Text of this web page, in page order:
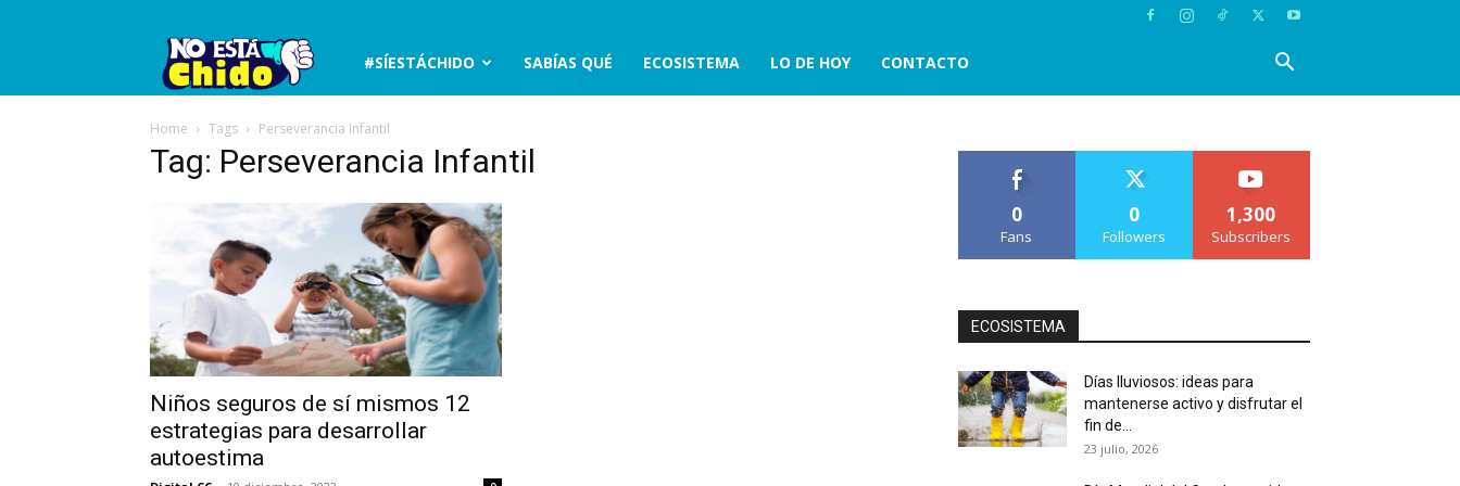
No
está
#SÍESTÁCHIDO SABÍAS QUÉ ECOSISTEMA LO DE HOY CONTACTO
Home Tags Perseverancia Infantil
Tag: Perseverancia Infantil
Niños seguros de sí mismos 12
estrategias para desarrollar
autoestima
0
Fans
0
Followers
1,300
Subscribers
ECOSISTEMA
Días lluviosos: ideas para
mantenerse activo y disfrutar el
fin de...
23 julio, 2026